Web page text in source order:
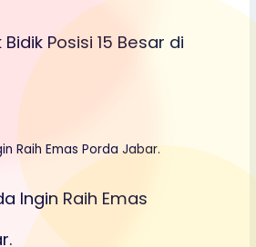
Bidik Posisi 15 Besar di
Ingin Raih Emas